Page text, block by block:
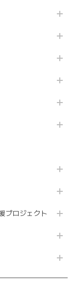
プロジェクト